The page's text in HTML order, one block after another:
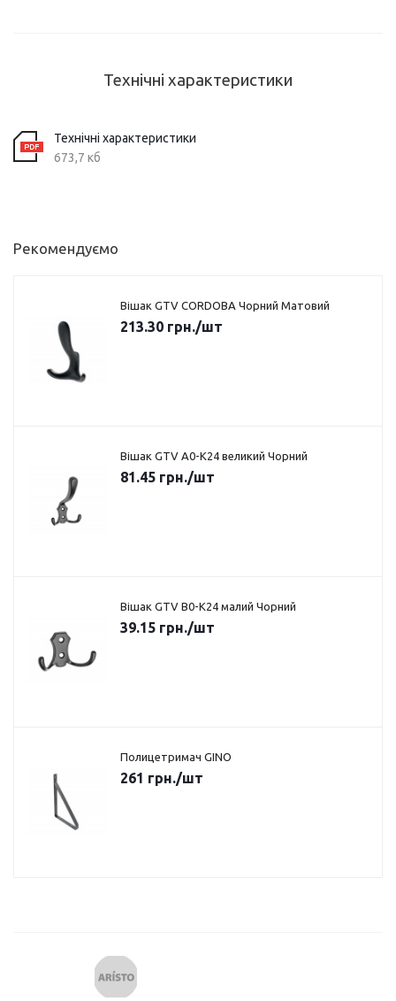
Технічні характеристики
Технічні характеристики
673,7 кб
Рекомендуємо
Вішак GTV CORDOBA Чорний Матовий
213.30 грн./шт
Вішак GTV A0-K24 великий Чорний
81.45 грн./шт
Вішак GTV B0-K24 малий Чорний
39.15 грн./шт
Полицетримач GINO
261 грн./шт